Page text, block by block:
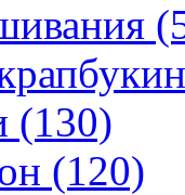
(130)
(120)